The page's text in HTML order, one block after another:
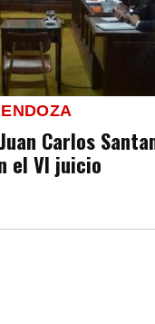
Carlos
el VI juicio